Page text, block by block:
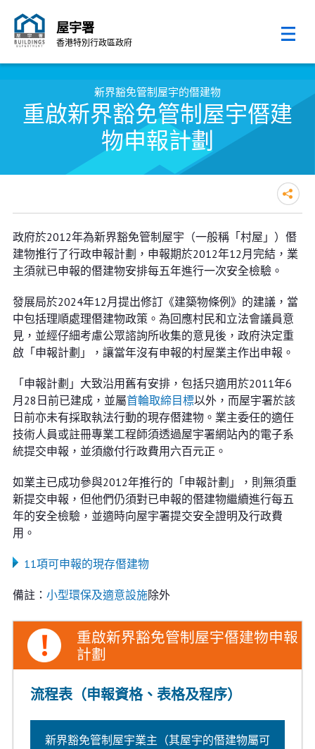
屋宇署
香港特別行政區政府
新界豁免管制屋宇的僭建物
重啟新界豁免管制屋宇僭建
物申報計劃
政府於2012年為新界豁免管制屋宇（一般稱「村屋」）僭
建物推行了行政申報計劃，申報期於2012年12月完結，業
主須就已申報的僭建物安排每五年進行一次安全檢驗。
發展局於2024年12月提出修訂《建築物條例》的建議，當
中包括理順處理僭建物政策。為回應村民和立法會議員意
見，並經仔細考慮公眾諮詢所收集的意見後，政府決定重
啟「申報計劃」，讓當年沒有申報的村屋業主作出申報。
「申報計劃」大致沿用舊有安排，包括只適用於2011年6
月28日前已建成，並屬首輪取締目標以外，而屋宇署於該
日前亦未有採取執法行動的現存僭建物。業主委任的適任
技術人員或註冊專業工程師須透過屋宇署網站內的電子系
統提交申報，並須繳付行政費用六百元正。
如業主已成功參與2012年推行的「申報計劃」，則無須重
新提交申報，但他們仍須對已申報的僭建物繼續進行每五
年的安全檢驗，並適時向屋宇署提交安全證明及行政費
用。
11項可申報的現存僭建物
備註： 小型環保及適意設施除外
重啟新界豁免管制屋宇僭建物申報
計劃
流程表（申報資格、表格及程序）
新界豁免管制屋宇業主（其屋宇的僭建物屬可